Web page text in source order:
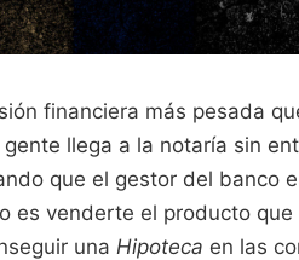
financiera más pesada
llega a la notaría sin
que el gestor del banco
es venderte el producto que
una Hipoteca en las